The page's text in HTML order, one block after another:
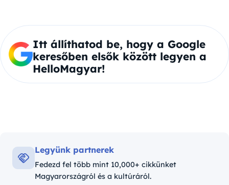
Itt állíthatod be, hogy a Google
keresőben elsők között legyen a
HelloMagyar!
Legyünk partnerek
Fedezd fel több mint 10,000+ cikkünket
Magyarországról és a kultúráról.